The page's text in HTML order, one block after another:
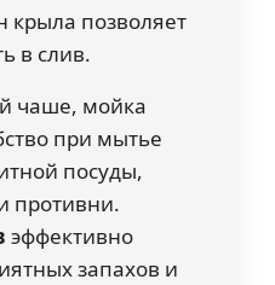
позволяет
в слив.
чаше, мойка
при мытье
посуды,
противни.
эффективно
запахов и